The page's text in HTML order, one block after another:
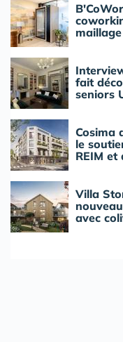
fait
seniors
Cosima
le
REIM et
Villa
avec